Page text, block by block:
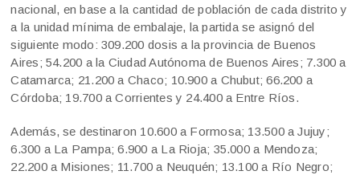
nacional, en base a la cantidad de población de cada distrito y
a la unidad mínima de embalaje, la partida se asignó del
siguiente modo: 309.200 dosis a la provincia de Buenos
Aires; 54.200 a la Ciudad Autónoma de Buenos Aires; 7.300 a
Catamarca; 21.200 a Chaco; 10.900 a Chubut; 66.200 a
Córdoba; 19.700 a Corrientes y 24.400 a Entre Ríos.
Además, se destinaron 10.600 a Formosa; 13.500 a Jujuy;
6.300 a La Pampa; 6.900 a La Rioja; 35.000 a Mendoza;
22.200 a Misiones; 11.700 a Neuquén; 13.100 a Río Negro;